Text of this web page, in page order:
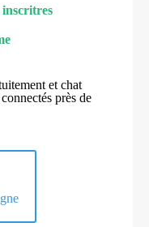
inscritres
et chat
près de